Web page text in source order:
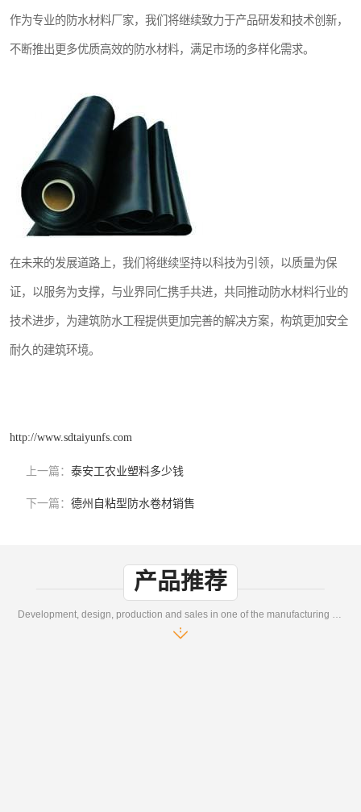
作为专业的防水材料厂家，我们将继续致力于产品研发和技术创新，
不断推出更多优质高效的防水材料，满足市场的多样化需求。
在未来的发展道路上，我们将继续坚持以科技为引领，以质量为保
证，以服务为支撑，与业界同仁携手共进，共同推动防水材料行业的
技术进步，为建筑防水工程提供更加完善的解决方案，构筑更加安全
耐久的建筑环境。
http://www.sdtaiyunfs.com
上一篇： 泰安工农业塑料多少钱
下一篇： 德州自粘型防水卷材销售
产品推荐
Development, design, production and sales in one of the manufacturing enterprises